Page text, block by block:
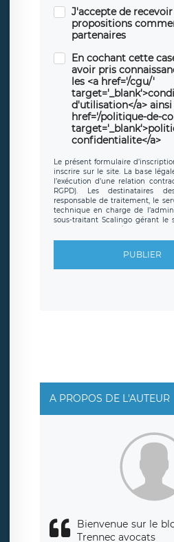
J'accepte de
propositions
partenaires
En cochant cette
avoir pris
les <a href='/cgu/'
d'utilisation</a> ainsi
href='/politique-de-
confidentialite</a>
Le présent formulaire
inscrire sur le site. La base
l’exécution d’une relation
RGPD). Les destinataires
responsable de traitement, le
technique en charge de
sous-traitant Scalingo gérant le
toute personne légalement
d’inscription est hébergé sur
protection conformes au RGPD
sont conservées jusqu’à ce que
rue Léopold Sédar Senghor,
également le droit d’introduire
d’une autorité de contrôle.
PUBLIER
A PROPOS DE L'AUTEUR
Bienvenue sur le
Trennec avocats